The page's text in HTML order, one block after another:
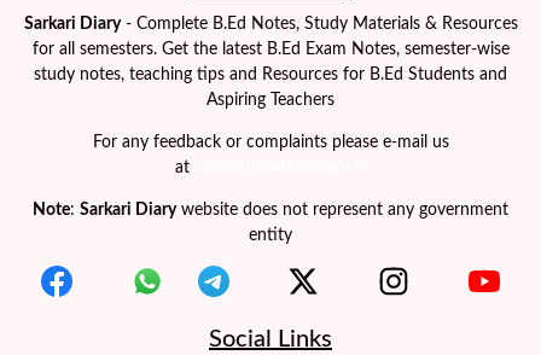
Sarkari Diary- Complete B.Ed Notes, Study Materials & Resources
for all semesters. Get the latest B.Ed Exam Notes, semester-wise
study notes, teaching tips and Resources for B.Ed Students and
Aspiring Teachers
For any feedback or complaints please e-mail us
at
Note: Sarkari Diarywebsite does not represent any government
entity
Social Links